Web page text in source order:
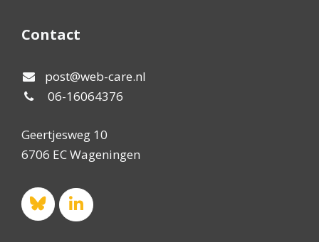
Contact
post@web-care.nl
06-16064376
Geertjesweg 10
6706 EC Wageningen